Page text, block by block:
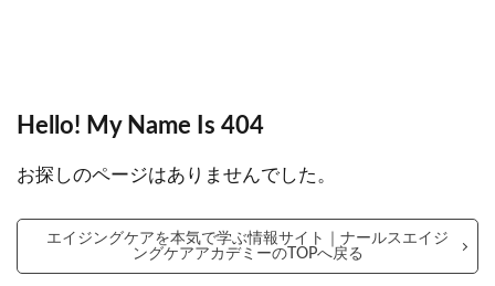
Hello! My Name Is 404
お探しのページはありませんでした。
エイジングケアを本気で学ぶ情報サイト｜ナールスエイジ
ングケアアカデミーのTOPへ戻る